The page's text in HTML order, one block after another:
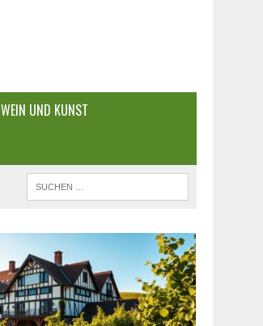
WEIN UND KUNST